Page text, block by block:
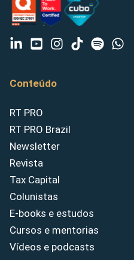
Conteúdo
RT PRO
RT PRO Brazil
Newsletter
Revista
Tax Capital
Colunistas
E-books e estudos
Cursos e mentorias
Vídeos e podcasts